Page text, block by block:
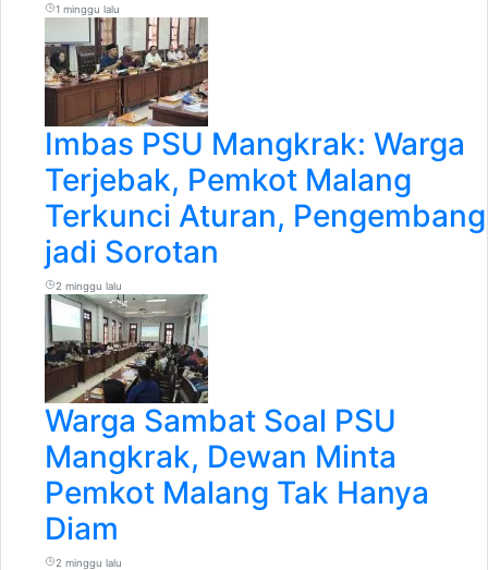
1 minggu lalu
Imbas PSU Mangkrak: Warga
Terjebak, Pemkot Malang
Terkunci Aturan, Pengembang
jadi Sorotan
2 minggu lalu
Warga Sambat Soal PSU
Mangkrak, Dewan Minta
Pemkot Malang Tak Hanya
Diam
2 minggu lalu